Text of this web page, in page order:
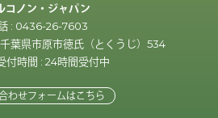
コノン・ジャパン
: 0436-26-7603
葉県市原市徳氏（とくうじ）534
付時間 : 24時間受付中
わせフォームはこちら